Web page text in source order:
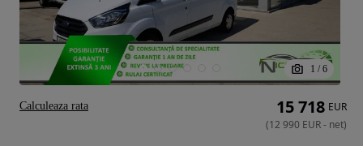
1 / 6
15 718 EUR
(12 990 EUR- net)
Calculeaza rata